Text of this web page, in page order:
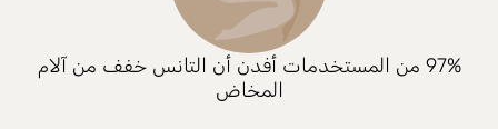
97% من المستخدمات أفدن أن التانس خفف من آلام
المخاض